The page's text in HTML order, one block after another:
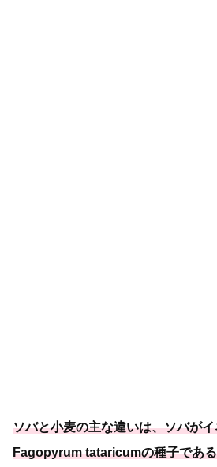
ソバと小麦の主な違いは、ソバが
Fagopyrum tataricumの種子であ